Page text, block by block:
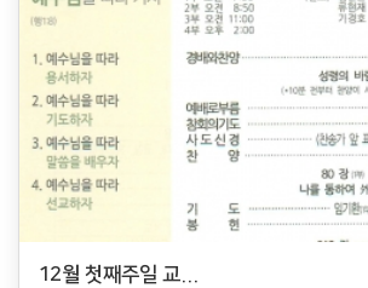
12월 첫째주일 교...